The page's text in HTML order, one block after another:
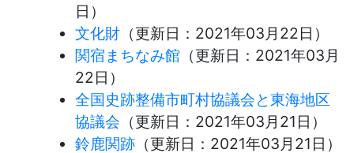
日 ）
文化財 （更新日： 2021年03月22日 ）
関宿まちなみ館 （更新日： 2021年03月
22日 ）
全国史跡整備市町村協議会と東海地区
協議会 （更新日： 2021年03月21日 ）
鈴鹿関跡 （更新日： 2021年03月21日 ）